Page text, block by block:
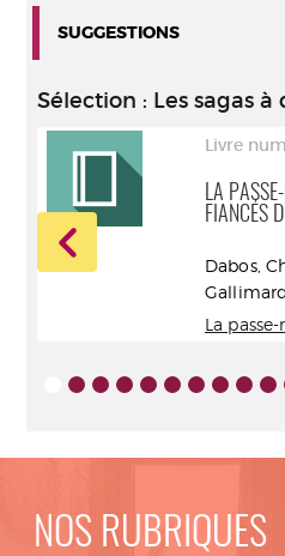
SUGGESTIONS
Sélection : Les sagas
Livre
LA
FIANCÉS
Dabos,
La
NOS RUBRIQUES